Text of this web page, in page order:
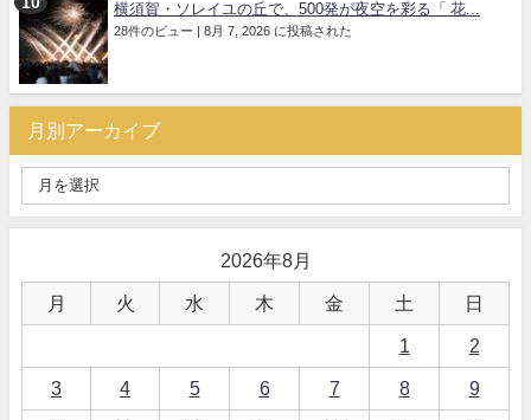
横須賀・ソレイユの丘で、500発が夜空を彩る「 花...
28件のビュー 8月 7, 2026 に投稿された
月別アーカイブ
2026年8月
月 火 水 木 金 土 日
1 2
3 4 5 6 7 8 9